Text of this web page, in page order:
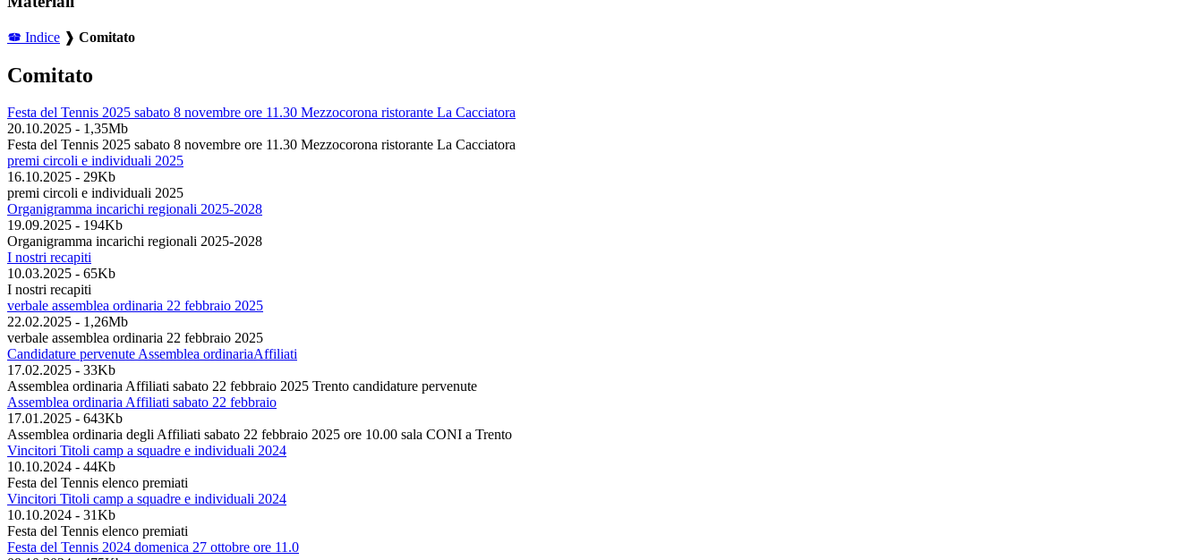
Indice ❱ Comitato
Comitato
Festa del Tennis 2025 sabato 8 novembre ore 11.30 Mezzocorona ristorante La Cacciatora
20.10.2025 - 1,35Mb
Festa del Tennis 2025 sabato 8 novembre ore 11.30 Mezzocorona ristorante La Cacciatora
premi circoli e individuali 2025
16.10.2025 - 29Kb
premi circoli e individuali 2025
Organigramma incarichi regionali 2025-2028
19.09.2025 - 194Kb
Organigramma incarichi regionali 2025-2028
I nostri recapiti
10.03.2025 - 65Kb
I nostri recapiti
verbale assemblea ordinaria 22 febbraio 2025
22.02.2025 - 1,26Mb
verbale assemblea ordinaria 22 febbraio 2025
Candidature pervenute Assemblea ordinariaAffiliati
17.02.2025 - 33Kb
Assemblea ordinaria Affiliati sabato 22 febbraio 2025 Trento candidature pervenute
Assemblea ordinaria Affiliati sabato 22 febbraio
17.01.2025 - 643Kb
Assemblea ordinaria degli Affiliati sabato 22 febbraio 2025 ore 10.00 sala CONI a Trento
Vincitori Titoli camp a squadre e individuali 2024
10.10.2024 - 44Kb
Festa del Tennis elenco premiati
Vincitori Titoli camp a squadre e individuali 2024
10.10.2024 - 31Kb
Festa del Tennis elenco premiati
Festa del Tennis 2024 domenica 27 ottobre ore 11.0